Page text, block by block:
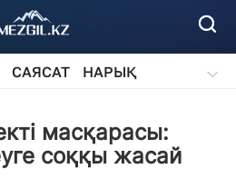
САЯСАТ
НАРЫҚ
масқарасы:
соққы жасай